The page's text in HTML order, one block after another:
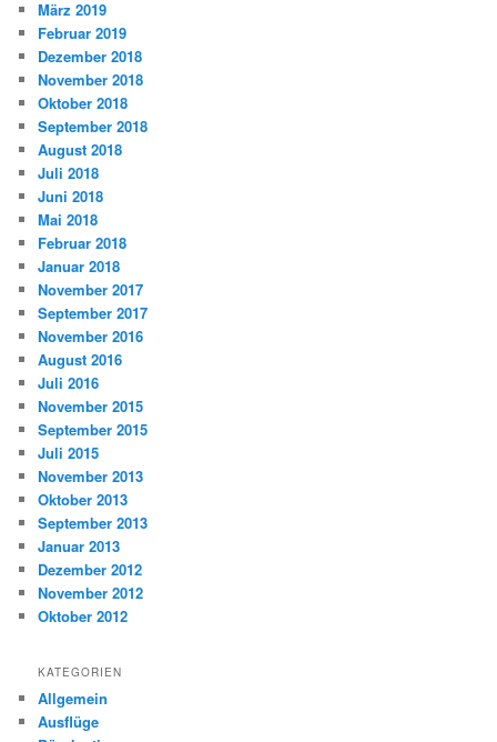
März 2019
Februar 2019
Dezember 2018
November 2018
Oktober 2018
September 2018
August 2018
Juli 2018
Juni 2018
Mai 2018
Februar 2018
Januar 2018
November 2017
September 2017
November 2016
August 2016
Juli 2016
November 2015
September 2015
Juli 2015
November 2013
Oktober 2013
September 2013
Januar 2013
Dezember 2012
November 2012
Oktober 2012
KATEGORIEN
Allgemein
Ausflüge